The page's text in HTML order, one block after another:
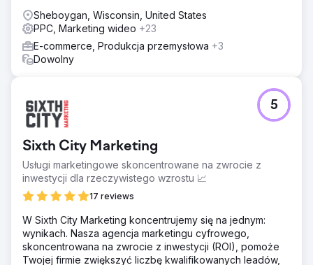
Sheboygan, Wisconsin, United States
PPC, Marketing wideo +23
E-commerce, Produkcja przemysłowa +3
Dowolny
Sixth City Marketing
Usługi marketingowe skoncentrowane na zwrocie z
inwestycji dla rzeczywistego wzrostu 📈
17 reviews
5
W Sixth City Marketing koncentrujemy się na jednym:
wynikach. Nasza agencja marketingu cyfrowego,
skoncentrowana na zwrocie z inwestycji (ROI), pomoże
Twojej firmie zwiększyć liczbę kwalifikowanych leadów,